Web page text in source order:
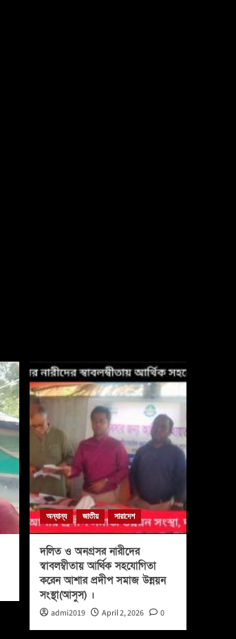
অন্যান্য জাতীয় সারাদেশ
দলিত ও অনগ্রসর নারীদের
স্বাবলম্বীতায় আর্থিক সহযোগিতা
করেন আশার প্রদীপ সমাজ উন্নয়ন
সংস্থা(আসুস) ।
admi2019 April 2, 2026 0